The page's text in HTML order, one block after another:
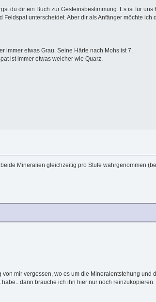
du dir ein Buch zur Gesteinsbestimmung. Es ist für uns
unterscheidet. Aber dir als Anfänger möchte ich
immer etwas Grau. Seine Härte nach Mohs ist 7.
ist immer etwas weicher wie Quarz.
Mineralien gleichzeitig pro Stufe wahrgenommen
mir vergessen, wo es um die Mineralentstehung und
dann brauche ich ihn hier nur noch reinzukopieren.